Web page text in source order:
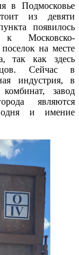
в Подмосковье
из девяти
появилось
к Московско-
на месте
так как здесь
Сейчас в
индустрия, в
завод
являются
и имение